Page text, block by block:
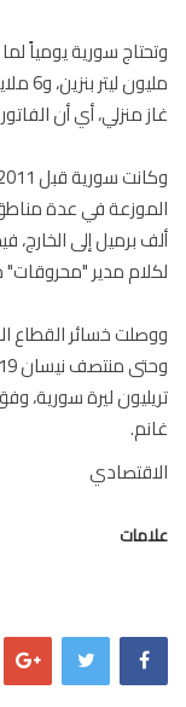
أي أن الفاتورة النفطية تبلغ 4.4 مليار
مدير "محروقات"
خسائر القطاع
ليرة سورية، وفق